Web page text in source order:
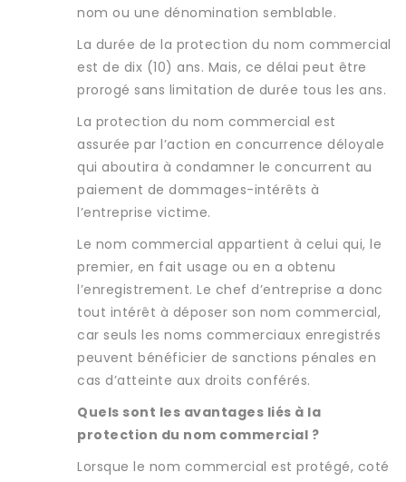
nom ou une dénomination semblable.
La durée de la protection du nom commercial
est de dix (10) ans. Mais, ce délai peut être
prorogé sans limitation de durée tous les ans.
La protection du nom commercial est
assurée par l’action en concurrence déloyale
qui aboutira à condamner le concurrent au
paiement de dommages-intérêts à
l’entreprise victime.
Le nom commercial appartient à celui qui, le
premier, en fait usage ou en a obtenu
l’enregistrement. Le chef d’entreprise a donc
tout intérêt à déposer son nom commercial,
car seuls les noms commerciaux enregistrés
peuvent bénéficier de sanctions pénales en
cas d’atteinte aux droits conférés.
Quels sont les avantages liés à la
protection du nom commercial ?
Lorsque le nom commercial est protégé, coté